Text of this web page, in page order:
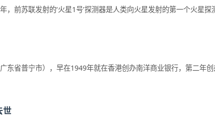
前苏联发射的‘火星1号’探测器是人类向火星发射的第一个火星探
东省普宁市），早在1949年就在香港创办南洋商业银行，第二年
世